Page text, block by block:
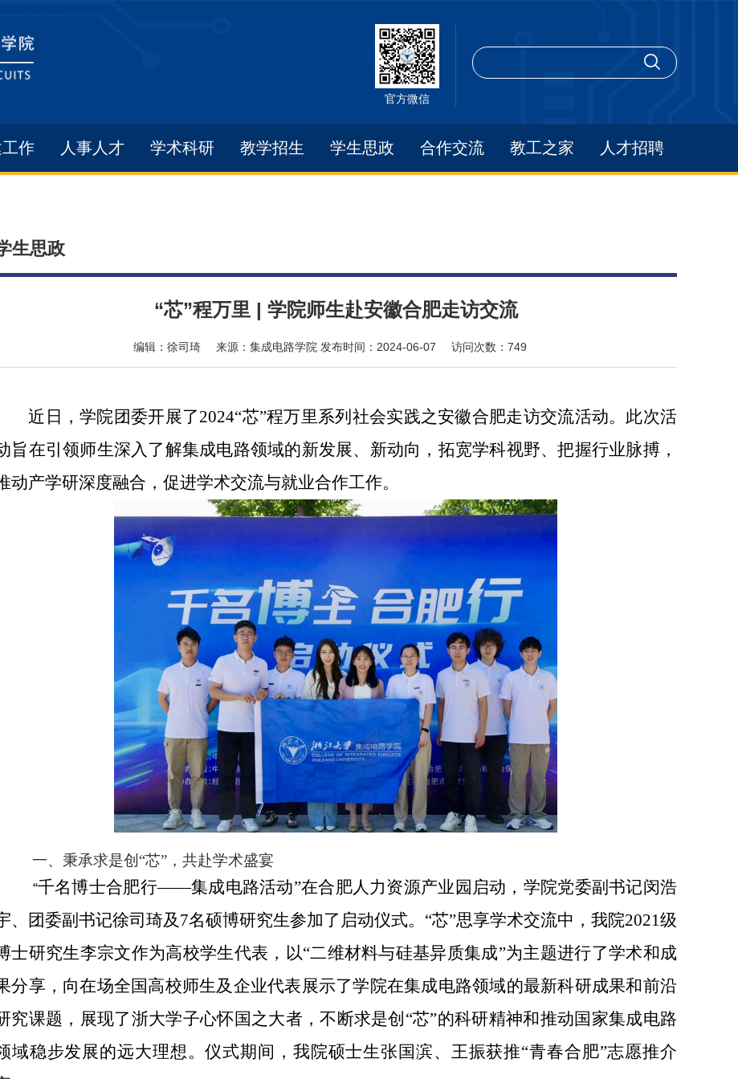
官方微信
作 人事人才 学术科研 教学招生 学生思政 合作交流 教工之家 人才招聘
生思政
“芯”程万里 | 学院师生赴安徽合肥走访交流
编辑： 徐司琦 来源： 集成电路学院 发布时间： 2024-06-07 访问次数： 749
近日，学院团委开展了2024“芯”程万里系列社会实践之安徽合肥走访交流活动。 此次活
旨在引领师生深入了解集成电路领域的新发展、新动向，拓宽学科视野、把握行业脉搏，
动产学研深度融合，促进学术交流与就业合作工作。
一、秉承求是创 “芯” ，共赴学术盛宴
“千名博士合肥行——集成电路活动”在合肥人力资源产业园启动，学院党委副书记闵浩
、团委副书记徐司琦及 7名硕博研究生参加了启动仪式。 “芯”思享学术交流中，我院2021级
士研究生李宗文作为高校学生代表，以“二维材料与硅基异质集成”为主题进行了学术和成
分享，向在场全国高校师生及企业代表展示了学院在集成电路领域的最新科研成果和前沿
究课题，展现了浙大学子心怀国之大者，不断求是创“芯”的科研精神和推动国家集成电路
域稳步发展的远大理想。仪式期间，我院硕士生张国滨、王振获推“青春合肥”志愿推介